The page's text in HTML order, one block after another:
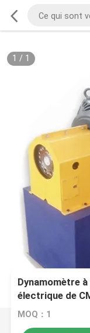
1 / 1
Dynamomètre
électrique de
MOQ：1